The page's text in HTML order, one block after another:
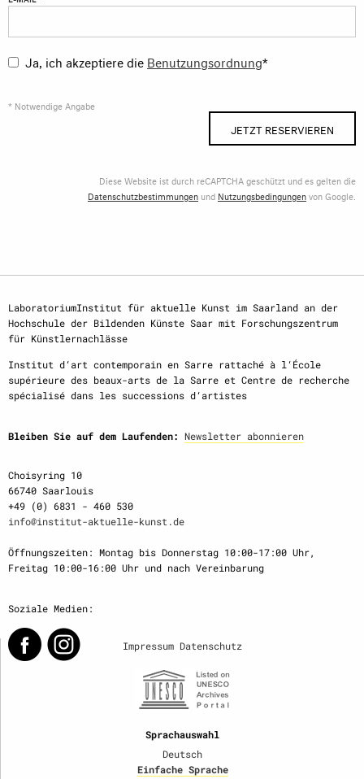
Ja, ich akzeptiere die Benutzungsordnung*
* Notwendige Angabe
JETZT RESERVIEREN
Diese Website ist durch reCAPTCHA geschützt und es gelten die
Datenschutzbestimmungen und Nutzungsbedingungenvon Google.
LaboratoriumInstitut für aktuelle Kunst im Saarland an der
Hochschule der Bildenden Künste Saar mit Forschungszentrum
für Künstlernachlässe
Institut d‘art contemporain en Sarre rattaché à l‘École
supérieure des beaux-arts de la Sarre et Centre de recherche
spécialisé dans les successions d‘artistes
Bleiben Sie auf dem Laufenden: Newsletter abonnieren
Choisyring 10
66740 Saarlouis
+49 (0) 6831 - 460 530
info@institut-aktuelle-kunst.de
Öffnungszeiten: Montag bis Donnerstag 10:00-17:00 Uhr,
Freitag 10:00-16:00 Uhr und nach Vereinbarung
Soziale Medien:
Impressum Datenschutz
Sprachauswahl
Deutsch
Einfache Sprache